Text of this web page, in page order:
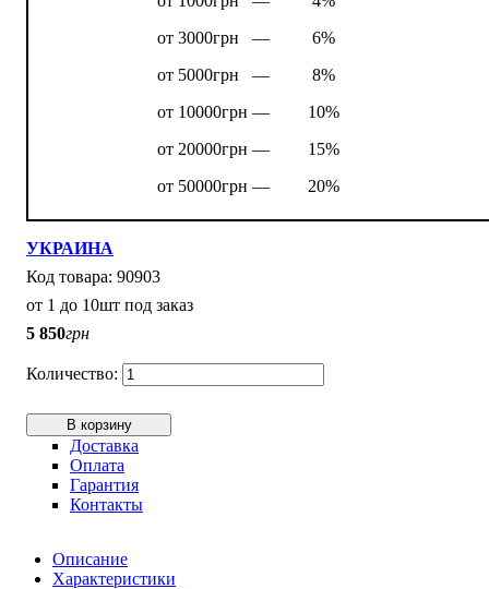
от 3000грн —
6%
от 5000грн —
8%
от 10000грн —
10%
от 20000грн —
15%
от 50000грн —
20%
УКРАИНА
90903
от 1 до 10шт под заказ
5 850грн
В корзину
Доставка
Оплата
Гарантия
Контакты
Описание
Характеристики